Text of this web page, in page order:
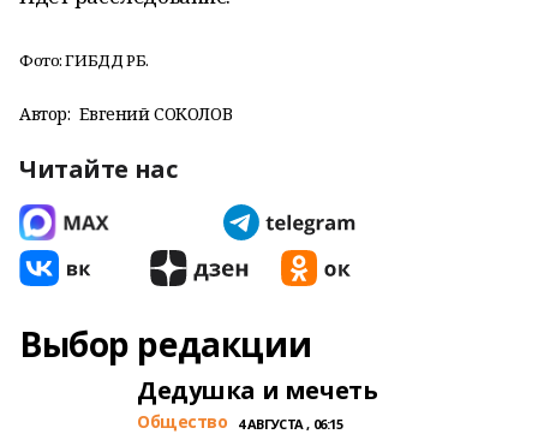
Фото: ГИБДД РБ.
Автор: Евгений СОКОЛОВ
Читайте нас
Выбор редакции
Дедушка и мечеть
Общество 4 АВГУСТА , 06:15